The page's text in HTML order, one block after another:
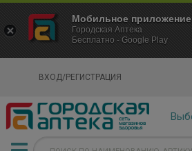
ВХОД/РЕГИСТРАЦИЯ
×
Городская Аптека Маркетплейс
- In Google Play
Мобильное приложение
Городская Аптека
Бесплатно - Google Play